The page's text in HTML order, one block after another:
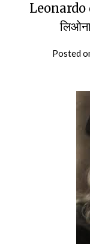
Posted